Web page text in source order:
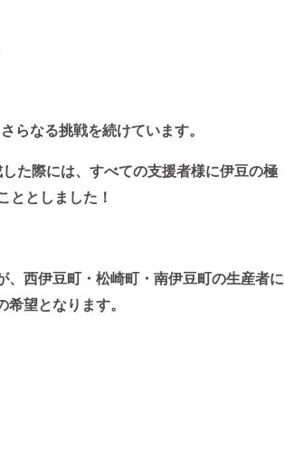
らなる挑戦を続けています。
た際には、すべての支援者様に伊豆の極
ととしました！
西伊豆町・松崎町・南伊豆町の生産者に
望となります。